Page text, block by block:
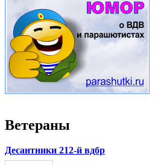
Ветераны
Десантники 212-й вдбр